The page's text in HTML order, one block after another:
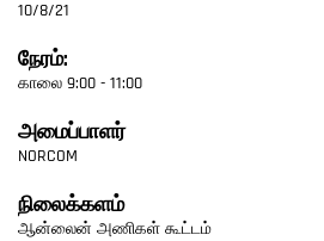
10/8/21
நேரம்:
காலை 9:00 - 11:00
அமைப்பாளர்
NORCOM
நிலைக்களம்
ஆன்லைன் அணிகள் கூட்டம்